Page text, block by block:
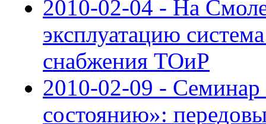
2010-02-04 - На
эксплуатацию
снабжения ТОиР
2010-02-09 -
состоянию»: